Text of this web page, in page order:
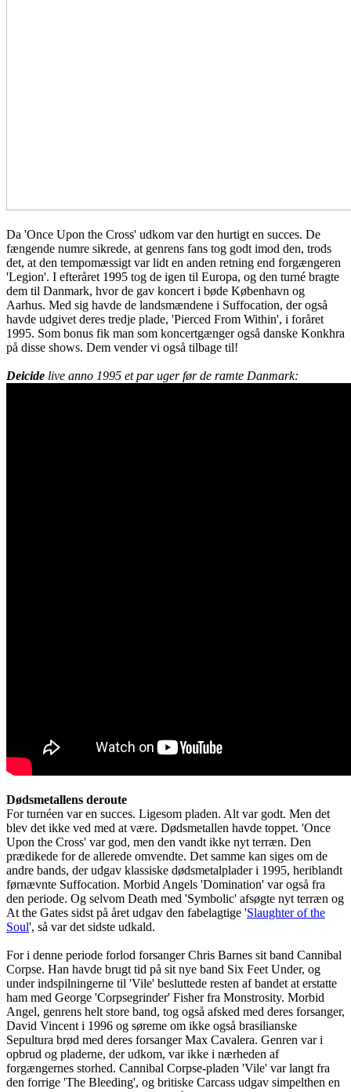
Da 'Once Upon the Cross' udkom var den hurtigt en succes. De
fængende numre sikrede, at genrens fans tog godt imod den, trods
det, at den tempomæssigt var lidt en anden retning end forgængeren
'Legion'. I efteråret 1995 tog de igen til Europa, og den turné bragte
dem til Danmark, hvor de gav koncert i bøde København og
Aarhus. Med sig havde de landsmændene i Suffocation, der også
havde udgivet deres tredje plade, 'Pierced From Within', i foråret
1995. Som bonus fik man som koncertgænger også danske Konkhra
på disse shows. Dem vender vi også tilbage til!
Deicide live anno 1995 et par uger før de ramte Danmark:
Dødsmetallens deroute
For turnéen var en succes. Ligesom pladen. Alt var godt. Men det
blev det ikke ved med at være. Dødsmetallen havde toppet. 'Once
Upon the Cross' var god, men den vandt ikke nyt terræn. Den
prædikede for de allerede omvendte. Det samme kan siges om de
andre bands, der udgav klassiske dødsmetalplader i 1995, heriblandt
førnævnte Suffocation. Morbid Angels 'Domination' var også fra
den periode. Og selvom Death med 'Symbolic' afsøgte nyt terræn og
At the Gates sidst på året udgav den fabelagtige 'Slaughter of the
Soul', så var det sidste udkald.
For i denne periode forlod forsanger Chris Barnes sit band Cannibal
Corpse. Han havde brugt tid på sit nye band Six Feet Under, og
under indspilningerne til 'Vile' besluttede resten af bandet at erstatte
ham med George 'Corpsegrinder' Fisher fra Monstrosity. Morbid
Angel, genrens helt store band, tog også afsked med deres forsanger,
David Vincent i 1996 og søreme om ikke også brasilianske
Sepultura brød med deres forsanger Max Cavalera. Genren var i
opbrud og pladerne, der udkom, var ikke i nærheden af
forgængernes storhed. Cannibal Corpse-pladen 'Vile' var langt fra
den forrige 'The Bleeding', og britiske Carcass udgav simpelthen en